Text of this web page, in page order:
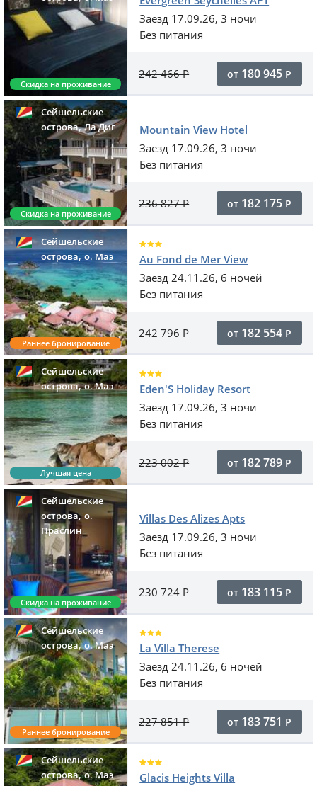
Скидка на проживание
Заезд 17.09.26, 3 ночи
Без питания
242 466Р от 180 945 Р
Сейшельские
острова,Ла Диг
Скидка на проживание
Mountain View Hotel
Заезд 17.09.26, 3 ночи
Без питания
236 827Р от 182 175 Р
Сейшельские
острова, o. Маэ
Раннее бронирование
Au Fond de Mer View
Заезд 24.11.26, 6 ночей
Без питания
242 796Р от 182 554 Р
Сейшельские
острова,o. Маэ
Лучшая цена
Eden'S Holiday Resort
Заезд 17.09.26, 3 ночи
Без питания
223 002Р от 182 789 Р
Сейшельские
острова,о.
Праслин
Скидка на проживание
Villas Des Alizes Apts
Заезд 17.09.26, 3 ночи
Без питания
230 724Р от 183 115 Р
Сейшельские
острова,o. Маэ
Раннее бронирование
La Villa Therese
Заезд 24.11.26, 6 ночей
Без питания
227 851Р от 183 751 Р
Сейшельские
острова,o. Маэ
Glacis Heights Villa